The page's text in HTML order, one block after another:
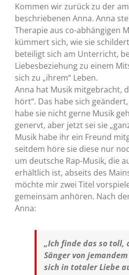
Kommen wir zurück zu der
beschriebenen Anna. Anna
Therapie aus co-abhängigen
kümmert sich, wie sie
beteiligt sich am Unterricht,
Liebesbeziehung zu einem
sich zu „ihrem“ Leben.
Anna hat Musik mitgebracht,
hört“. Das habe sich
habe sie nicht gerne Musik
genervt, aber jetzt sei sie
Musik habe ihr ein Freund
seitdem höre sie diese nur
um deutsche Rap-Musik, die
erhältlich ist, abseits des
möchte mir zwei Titel
gemeinsam anhören. Nach
Anna:
„Ich finde das so toll,
Sänger von
sich in totaler Liebe